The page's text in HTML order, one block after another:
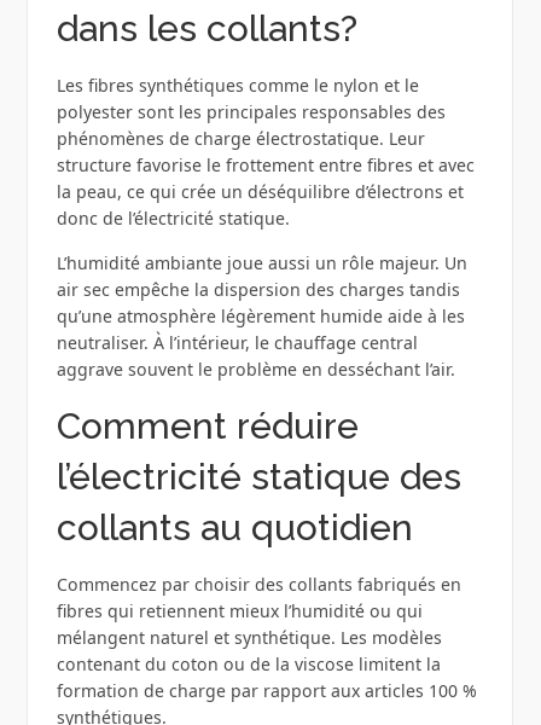
dans les collants?
Les fibres synthétiques comme le nylon et le
polyester sont les principales responsables des
phénomènes de charge électrostatique. Leur
structure favorise le frottement entre fibres et avec
la peau, ce qui crée un déséquilibre d’électrons et
donc de l’électricité statique.
L’humidité ambiante joue aussi un rôle majeur. Un
air sec empêche la dispersion des charges tandis
qu’une atmosphère légèrement humide aide à les
neutraliser. À l’intérieur, le chauffage central
aggrave souvent le problème en desséchant l’air.
Comment réduire
l’électricité statique des
collants au quotidien
Commencez par choisir des collants fabriqués en
fibres qui retiennent mieux l’humidité ou qui
mélangent naturel et synthétique. Les modèles
contenant du coton ou de la viscose limitent la
formation de charge par rapport aux articles 100 %
synthétiques.